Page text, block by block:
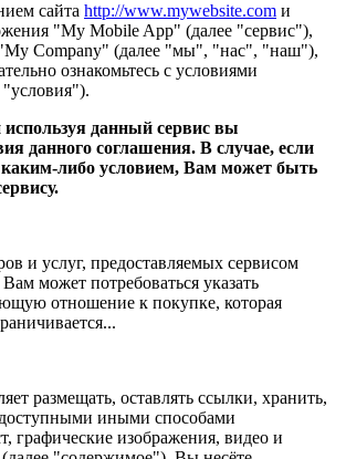
сайта http://www.mywebsite.com и
"My Mobile App" (далее "сервис"),
Company" (далее "мы", "нас", "наш"),
ознакомьтесь с условиями
"условия").
данный сервис вы
данного соглашения. В случае, если
либо условием, Вам может быть
и услуг, предоставляемых сервисом
может потребоваться указать
отношение к покупке, которая
размещать, оставлять ссылки, хранить,
доступными иными способами
графические изображения, видео и